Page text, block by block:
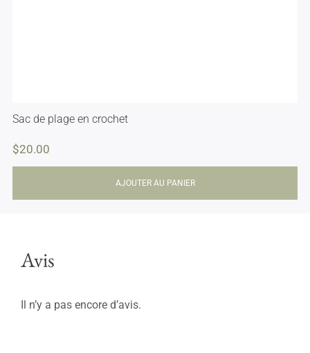
Sac de plage en crochet
$20.00
AJOUTER AU PANIER
Avis
Il n’y a pas encore d’avis.